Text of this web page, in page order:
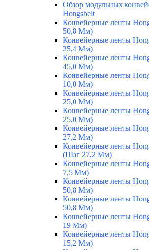
Обзор модульных
Hongsbelt
Конвейерные ленты
50,8 Мм)
Конвейерные ленты
25,4 Мм)
Конвейерные ленты
45,0 Мм)
Конвейерные ленты
10,0 Мм)
Конвейерные ленты
25,0 Мм)
Конвейерные ленты
25,0 Мм)
Конвейерные ленты
27,2 Мм)
Конвейерные ленты
(Шаг 27,2 Мм)
Конвейерные ленты
7,5 Мм)
Конвейерные ленты
50,8 Мм)
Конвейерные ленты
50,8 Мм)
Конвейерные ленты
19 Мм)
Конвейерные ленты
15,2 Мм)